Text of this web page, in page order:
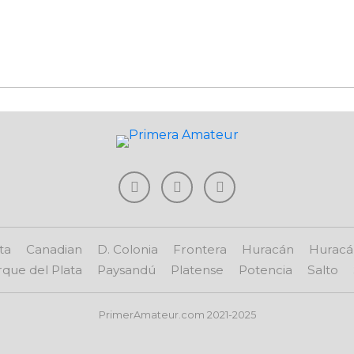
Canadian D. Colonia Frontera Huracán
del Plata
Paysandú Platense Potencia Salto
PrimerAmateur.com 2021-2025